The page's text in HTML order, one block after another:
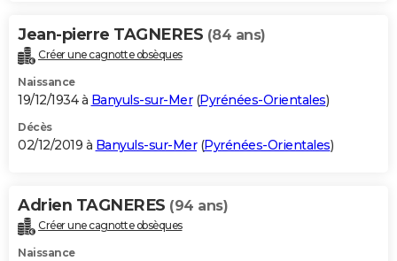
Jean-pierre TAGNERES (84 ans)
Créer une cagnotte obsèques
Naissance
19/12/1934 à Banyuls-sur-Mer(Pyrénées-Orientales)
Décès
02/12/2019 à Banyuls-sur-Mer(Pyrénées-Orientales)
Adrien TAGNERES (94 ans)
Créer une cagnotte obsèques
Naissance